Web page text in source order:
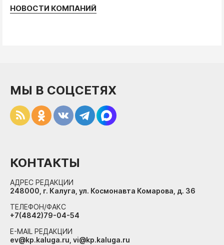
НОВОСТИ КОМПАНИЙ
МЫ В СОЦСЕТЯХ
КОНТАКТЫ
АДРЕС РЕДАКЦИИ
248000, г. Калуга, ул. Космонавта Комарова, д. 36
ТЕЛЕФОН/ФАКС
+7(4842)79-04-54
E-MAIL РЕДАКЦИИ
ev@kp.kaluga.ru, vi@kp.kaluga.ru